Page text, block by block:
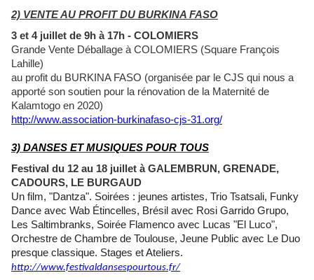
2) VENTE AU PROFIT DU BURKINA FASO
3 et 4 juillet de 9h à 17h - COLOMIERS
Grande Vente Déballage à COLOMIERS (Square François
Lahille)
au profit du BURKINA FASO (organisée par le CJS qui nous a
apporté son soutien pour la rénovation de la Maternité de
Kalamtogo en 2020)
http://www.association-burkinafaso-cjs-31.org/
3) DANSES ET MUSIQUES POUR TOUS
Festival du 12 au 18 juillet à GALEMBRUN, GRENADE,
CADOURS, LE BURGAUD
Un film, "Dantza". Soirées : jeunes artistes, Trio Tsatsali, Funky
Dance avec Wab Étincelles, Brésil avec Rosi Garrido Grupo,
Les Saltimbranks, Soirée Flamenco avec Lucas "El Luco",
Orchestre de Chambre de Toulouse, Jeune Public avec Le Duo
presque classique. Stages et Ateliers.
http://www.festivaldansespourtous.fr/